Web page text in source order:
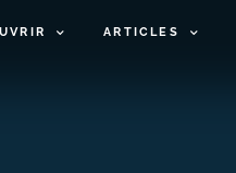
ARTICLES